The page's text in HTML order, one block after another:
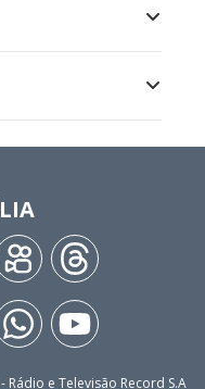
Rádio e Televisão Record S.A